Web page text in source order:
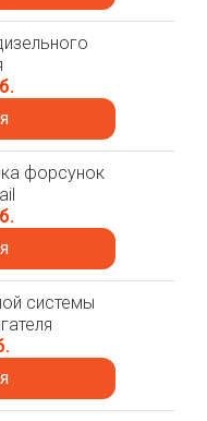
форсунок
системы